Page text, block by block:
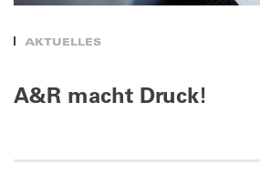
AKTUELLES
A&R macht Druck!